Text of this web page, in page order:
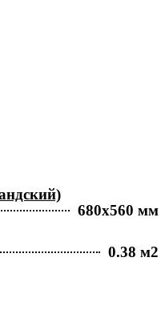
680х560 мм
0.38 м2